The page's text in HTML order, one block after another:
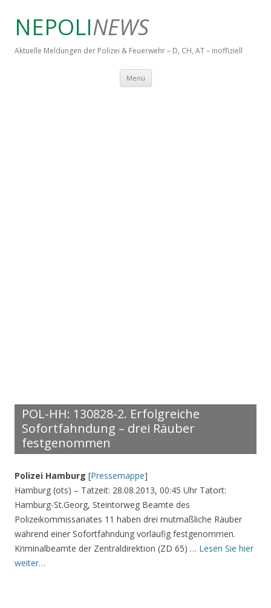
NEPOLINEWS
Aktuelle Meldungen der Polizei & Feuerwehr – D, CH, AT – inoffiziell
Menü Springe zum Inhalt
POL-HH: 130828-2. Erfolgreiche
Sofortfahndung – drei Räuber
festgenommen
Polizei Hamburg [Pressemappe]
Hamburg (ots) – Tatzeit: 28.08.2013, 00:45 Uhr Tatort:
Hamburg-St.Georg, Steintorweg Beamte des
Polizeikommissariates 11 haben drei mutmaßliche Räuber
während einer Sofortfahndung vorläufig festgenommen.
Kriminalbeamte der Zentraldirektion (ZD 65) … Lesen Sie hier
weiter…